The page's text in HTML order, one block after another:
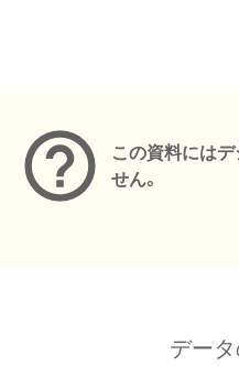
この資料には
せん。
デー